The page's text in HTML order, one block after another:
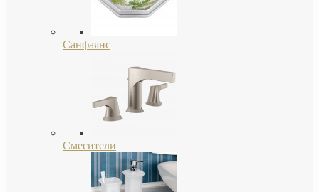
Санфаянс
Смесители